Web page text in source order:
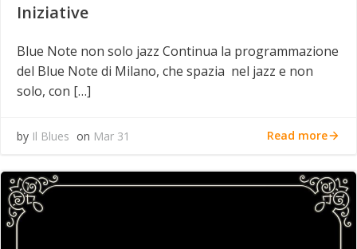
Iniziative
Blue Note non solo jazz Continua la programmazione
del Blue Note di Milano, che spazia nel jazz e non
solo, con […]
by Il Blues on Mar 31 Read more